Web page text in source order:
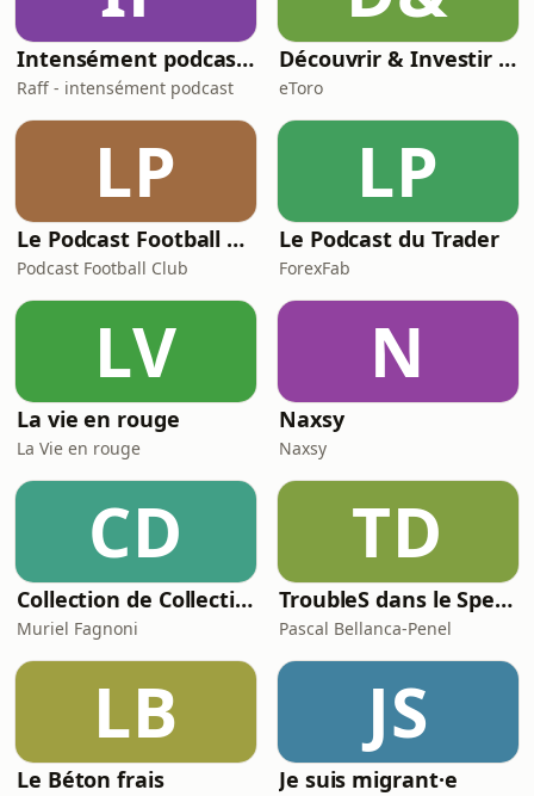
Intensément podcast - L'univers des HPI, Neuroatypiques & Co
Raff - intensément podcast
Découvrir & Investir par etoro
eToro
LP
Le Podcast Football Club – le Foot, raconté par ceux qui le vivent !
Podcast Football Club
LP
Le Podcast du Trader
ForexFab
LV
La vie en rouge
La Vie en rouge
N
Naxsy
Naxsy
CD
Collection de Collectionneurs
Muriel Fagnoni
TD
TroubleS dans le Spectre
Pascal Bellanca-Penel
LB
Le Béton frais
JS
Je suis migrant·e